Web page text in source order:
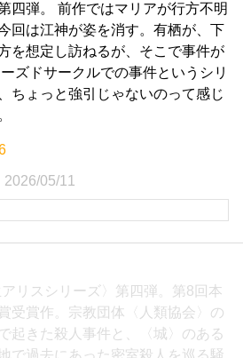
四弾。 前作ではマリアが行方不明
回は江神が姿を消す。有栖が、下
を想定し訪ねるが、そこで事件が
ズドサークルでの事件というシリ
ちょっと強引じゃないのって感じ
2026/05/11
アリスシリーズ〉第四弾。第8回本
受賞作。宗教団体〈人類協会〉の
起きた殺人事件と、〈城〉のある
で過去にあった密室殺人を巡る騒